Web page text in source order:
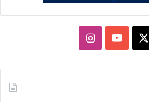
يوتيوبانستقرام